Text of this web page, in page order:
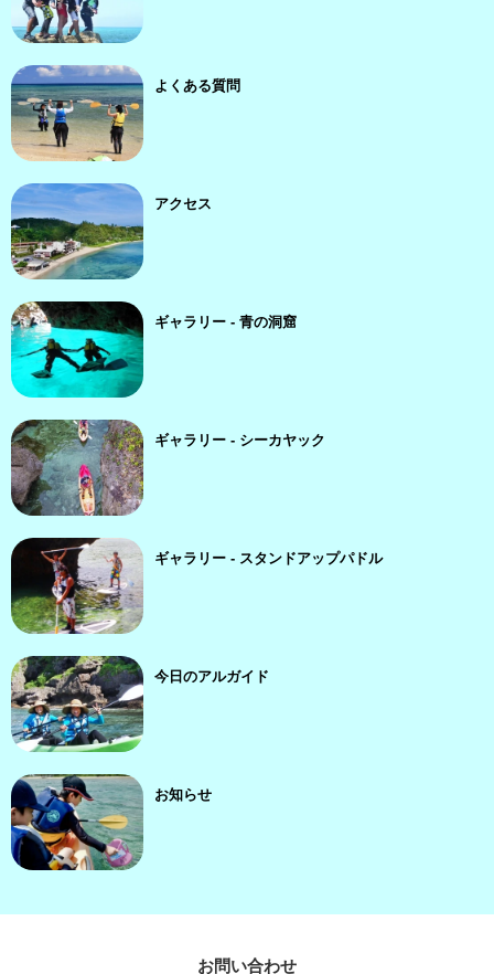
よくある質問
アクセス
ギャラリー - 青の洞窟
ギャラリー - シーカヤック
ギャラリー - スタンドアップパドル
今日のアルガイド
お知らせ
お問い合わせ